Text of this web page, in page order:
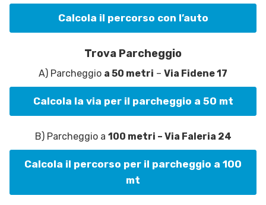
Calcola il percorso con l’auto
Trova Parcheggio
A) Parcheggio a 50 metri – Via Fidene 17
Calcola la via per il parcheggio a 50 mt
B) Parcheggio a 100 metri – Via Faleria 24
Calcola il percorso per il parcheggio a 100
mt